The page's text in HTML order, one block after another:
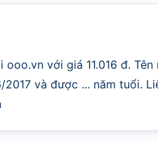
với giá 11.016 đ.
và được ... năm tuổi.